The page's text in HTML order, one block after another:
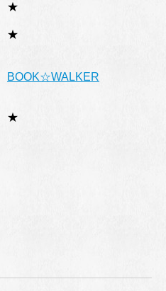
★
★
BOOK☆WALKER
★